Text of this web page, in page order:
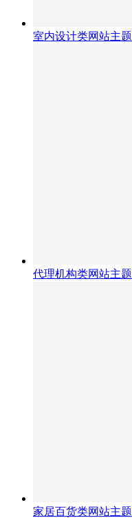
室内设计类网站主题
代理机构类网站主题
家居百货类网站主题